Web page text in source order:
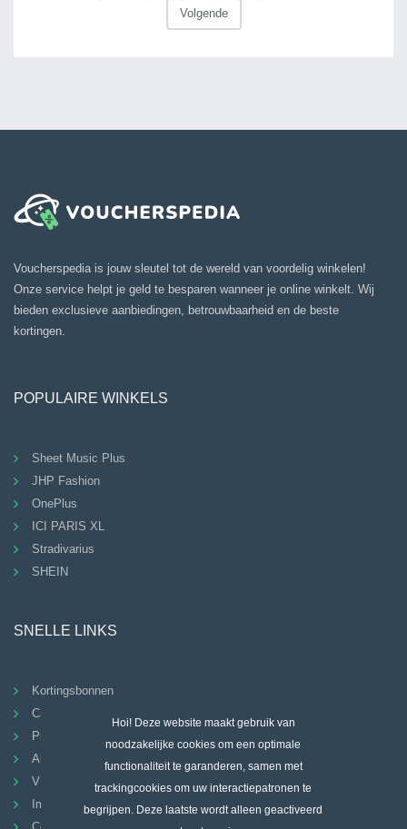
Hoi! Deze website maakt gebruik van
noodzakelijke cookies om een ​​optimale
functionaliteit te garanderen, samen met
trackingcookies om uw interactiepatronen te
begrijpen. Deze laatste wordt alleen geactiveerd
Volgende
Voucherspedia is jouw sleutel tot de wereld van voordelig winkelen!
Onze service helpt je geld te besparen wanneer je online winkelt. Wij
bieden exclusieve aanbiedingen, betrouwbaarheid en de beste
kortingen.
POPULAIRE WINKELS
Sheet Music Plus
JHP Fashion
OnePlus
ICI PARIS XL
Stradivarius
SHEIN
SNELLE LINKS
Kortingsbonnen
Categorieën
Privacybeleid
Algemene Voorwaarden
VEELGESTELDE VRAGEN
Imprint
Contact